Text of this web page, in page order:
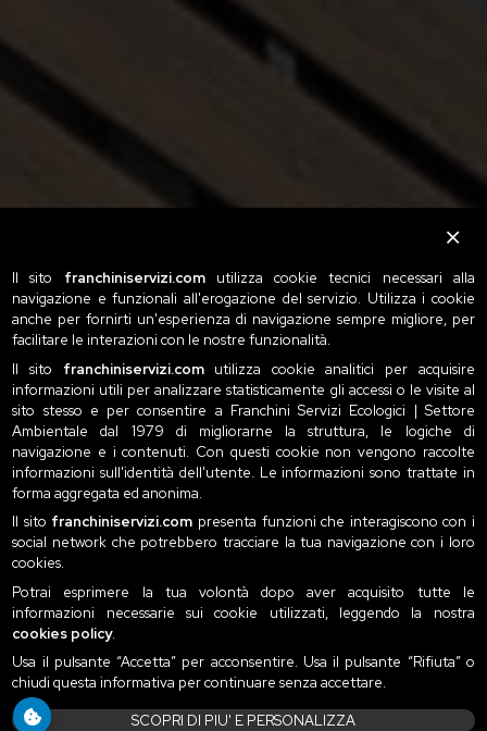
Il sito franchiniservizi.comutilizza cookie tecnici necessari alla
navigazione e funzionali all'erogazione del servizio. Utilizza i cookie
anche per fornirti un'esperienza di navigazione sempre migliore, per
facilitare le interazioni con le nostre funzionalità.
Il sito franchiniservizi.comutilizza cookie analitici per acquisire
informazioni utili per analizzare statisticamente gli accessi o le visite al
sito stesso e per consentire a Franchini Servizi Ecologici | Settore
Ambientale dal 1979 di migliorarne la struttura, le logiche di
navigazione e i contenuti. Con questi cookie non vengono raccolte
informazioni sull'identità dell'utente. Le informazioni sono trattate in
forma aggregata ed anonima.
Il sito franchiniservizi.com presenta funzioni che interagiscono con i
social network che potrebbero tracciare la tua navigazione con i loro
cookies.
Potrai esprimere la tua volontà dopo aver acquisito tutte le
informazioni necessarie sui cookie utilizzati, leggendo la nostra
cookies policy.
Usa il pulsante “Accetta” per acconsentire. Usa il pulsante “Rifiuta” o
chiudi questa informativa per continuare senza accettare.
SCOPRI DI PIU' E PERSONALIZZA